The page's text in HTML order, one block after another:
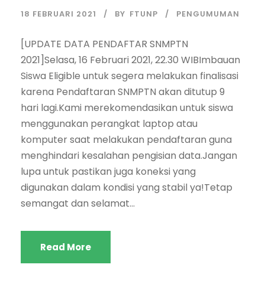
18 FEBRUARI 2021 BY FTUNP PENGUMUMAN
[UPDATE DATA PENDAFTAR SNMPTN
2021]Selasa, 16 Februari 2021, 22.30 WIBImbauan
Siswa Eligible untuk segera melakukan finalisasi
karena Pendaftaran SNMPTN akan ditutup 9
hari lagi.Kami merekomendasikan untuk siswa
menggunakan perangkat laptop atau
komputer saat melakukan pendaftaran guna
menghindari kesalahan pengisian data.Jangan
lupa untuk pastikan juga koneksi yang
digunakan dalam kondisi yang stabil ya!Tetap
semangat dan selamat...
Read More